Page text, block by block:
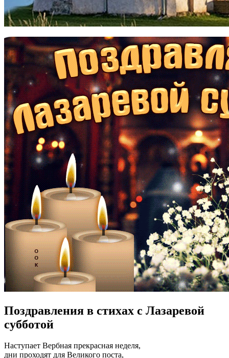
Поздравления в стихах с Лазаревой
субботой
Наступает Вербная прекрасная неделя,
дни проходят для Великого поста,